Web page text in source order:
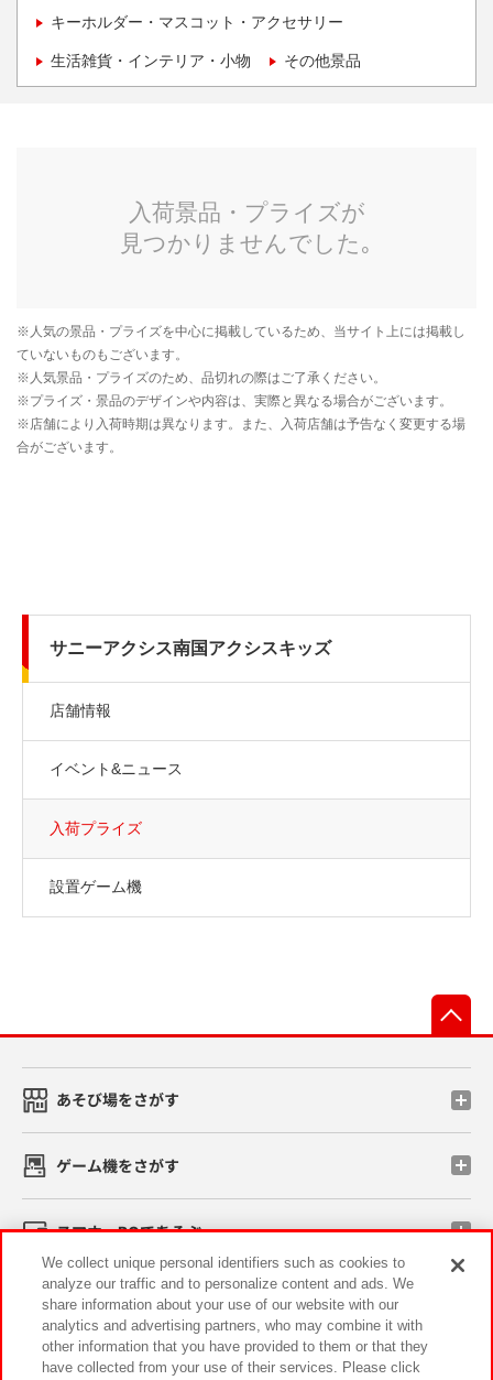
キーホルダー・マスコット・アクセサリー
生活雑貨・インテリア・小物 その他景品
サニーアクシス南国アクシスキッズ
店舗情報
イベント&ニュース
入荷プライズ
設置ゲーム機
あそび場をさがす
ゲーム機をさがす
スマホ・PCであそぶ
イベント・キャンペーン
We collect unique personal identifiers such as cookies to
analyze our traffic and to personalize content and ads. We
share information about your use of our website with our
analytics and advertising partners, who may combine it with
other information that you have provided to them or that they
have collected from your use of their services. Please click